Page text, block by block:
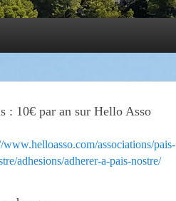
: 10€ par an sur Hello Asso
www.helloasso.com/associations/pais-
adhesions/adherer-a-pais-nostre/